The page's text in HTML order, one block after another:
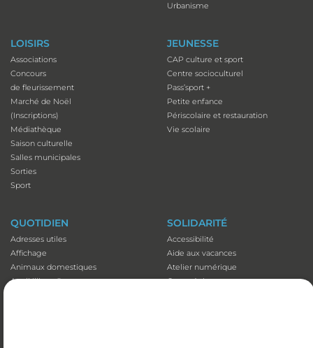
Urbanisme
LOISIRS
Associations
Concours
de fleurissement
Marché de Noël
(Inscriptions)
Médiathèque
Saison culturelle
Salles municipales
Sorties
Sport
JEUNESSE
CAP culture et sport
Centre socioculturel
Pass’sport +
Petite enfance
Périscolaire et restauration
Vie scolaire
QUOTIDIEN
Adresses utiles
Affichage
Animaux domestiques
Appli illiwap©
SOLIDARITÉ
Accessibilité
Aide aux vacances
Atelier numérique
Carte séniors